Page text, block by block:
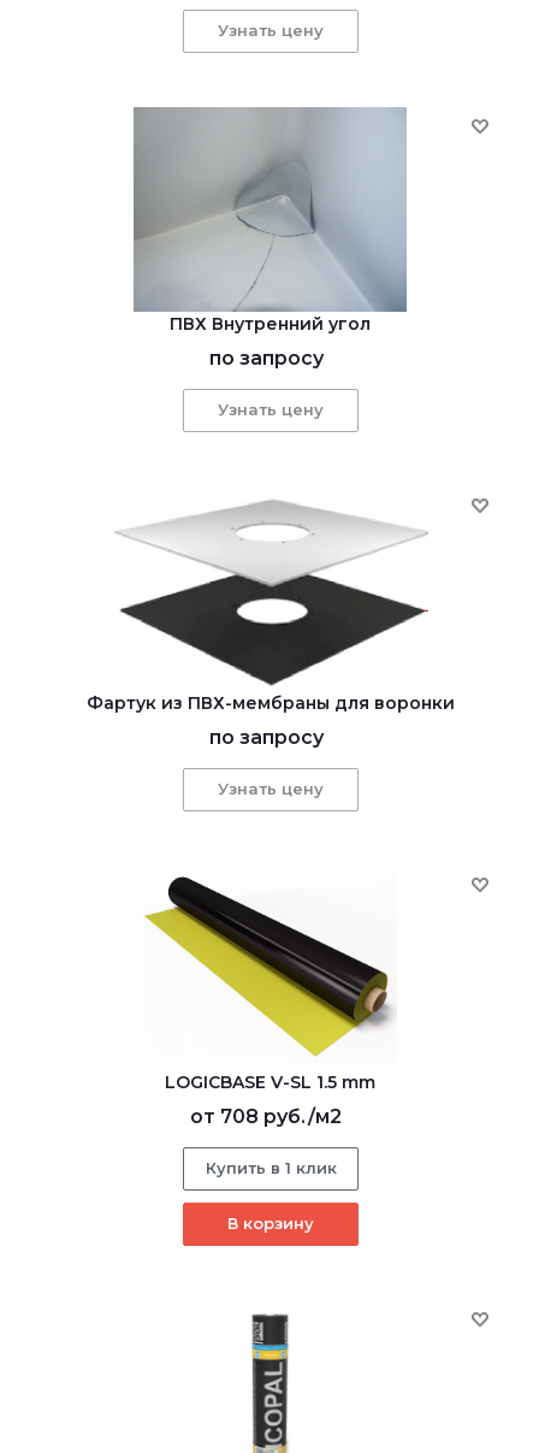
Узнать цену
ПВХ Внутренний угол
по запросу
Узнать цену
Фартук из ПВХ-мембраны для воронки
по запросу
Узнать цену
LOGICBASE V-SL 1.5 mm
от 708 руб./м2
Купить в 1 клик
В корзину